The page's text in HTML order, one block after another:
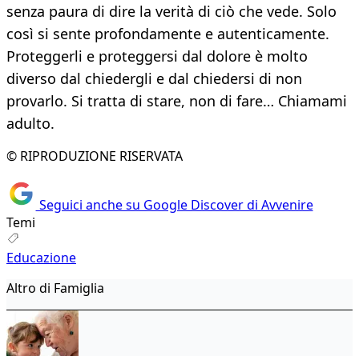
senza paura di dire la verità di ciò che vede. Solo
così si sente profondamente e autenticamente.
Proteggerli e proteggersi dal dolore è molto
diverso dal chiedergli e dal chiedersi di non
provarlo. Si tratta di stare, non di fare… Chiamami
adulto.
© RIPRODUZIONE RISERVATA
Seguici anche su Google Discover di Avvenire
Temi
Educazione
Altro di Famiglia